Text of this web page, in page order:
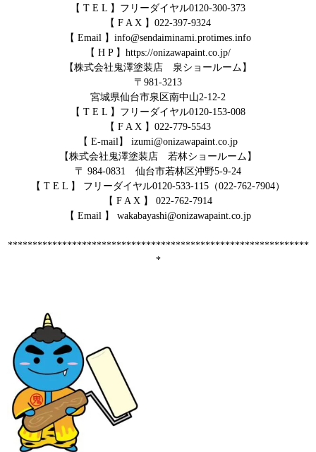
【 T E L 】フリーダイヤル0120-300-373
【 F A X 】022-397-9324
【 Email 】info@sendaiminami.protimes.info
【 H P 】https://onizawapaint.co.jp/
【株式会社鬼澤塗装店 泉ショールーム】
〒981-3213
宮城県仙台市泉区南中山2-12-2
【 T E L 】フリーダイヤル0120-153-008
【 F A X 】022-779-5543
【 E-mail】 izumi@onizawapaint.co.jp
【株式会社鬼澤塗装店 若林ショールーム】
〒 984-0831 仙台市若林区沖野5-9-24
【 T E L 】 フリーダイヤル0120-533-115（022-762-7904）
【 F A X 】 022-762-7914
【 Email 】 wakabayashi@onizawapaint.co.jp
*************************************************************
*